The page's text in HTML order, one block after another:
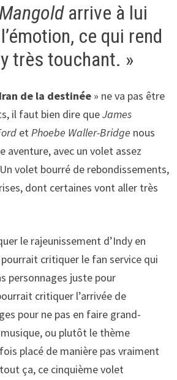
arrive à lui
ce qui rend
très touchant. »
de la destinée» ne va pas être
il faut bien dire queJames
etPhoebe Waller-Bridge nous
aventure, avec un volet assez
volet bourré de rebondissements,
dont certaines vont aller très
le rajeunissement d’Indy en
critiquer le fan service qui
personnages juste pour
critiquer l’arrivée de
pour ne pas en faire grand-
ou plutôt le thème
placé de manière pas vraiment
ça, ce cinquième volet